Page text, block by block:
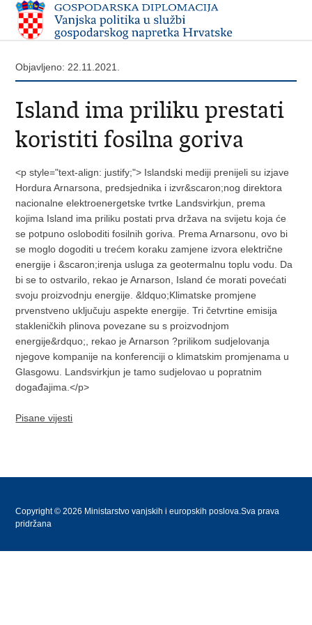
Objavljeno: 22.11.2021.
Island ima priliku prestati
koristiti fosilna goriva
<p style="text-align: justify;"> Islandski mediji prenijeli su izjave
Hordura Arnarsona, predsjednika i izvr&scaron;nog direktora
nacionalne elektroenergetske tvrtke Landsvirkjun, prema
kojima Island ima priliku postati prva država na svijetu koja će
se potpuno osloboditi fosilnih goriva. Prema Arnarsonu, ovo bi
se moglo dogoditi u trećem koraku zamjene izvora električne
energije i &scaron;irenja usluga za geotermalnu toplu vodu. Da
bi se to ostvarilo, rekao je Arnarson, Island će morati povećati
svoju proizvodnju energije. &ldquo;Klimatske promjene
prvenstveno uključuju aspekte energije. Tri četvrtine emisija
stakleničkih plinova povezane su s proizvodnjom
energije&rdquo;, rekao je Arnarson ?prilikom sudjelovanja
njegove kompanije na konferenciji o klimatskim promjenama u
Glasgowu. Landsvirkjun je tamo sudjelovao u popratnim
događajima.</p>
Pisane vijesti
Copyright © 2026 Ministarstvo vanjskih i europskih poslova.Sva prava
pridržana